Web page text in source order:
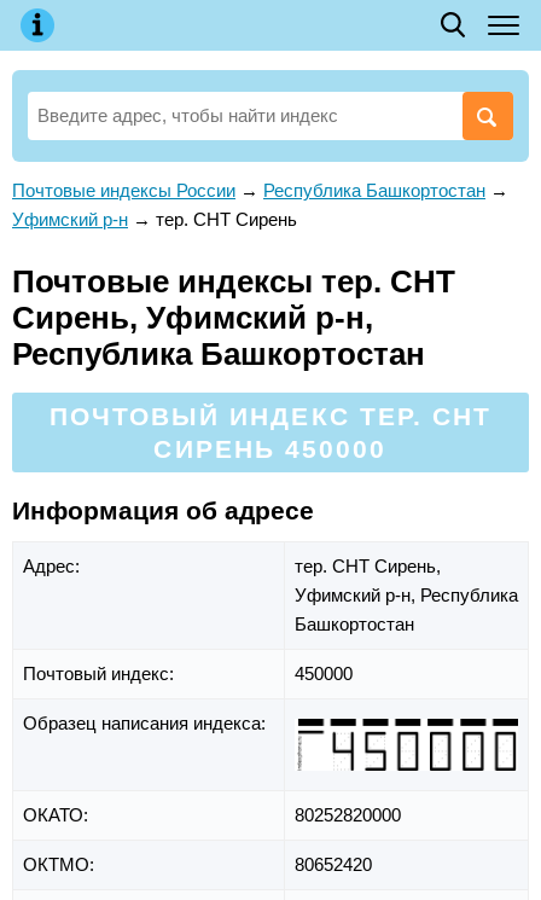
Почтовые индексы России → Республика Башкортостан →
Уфимский р-н → тер. СНТ Сирень
Почтовые индексы тер. СНТ
Сирень, Уфимский р-н,
Республика Башкортостан
ПОЧТОВЫЙ ИНДЕКС ТЕР. СНТ
СИРЕНЬ 450000
Информация об адресе
Адрес:
тер. СНТ Сирень,
Уфимский р-н, Республика
Башкортостан
Почтовый индекс: 450000
Образец написания индекса:
ОКАТО: 80252820000
ОКТМО: 80652420